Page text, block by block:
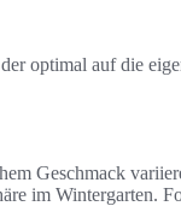
optimal auf die
Geschmack
im Wintergarten.